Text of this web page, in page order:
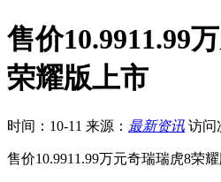
售价10.9911.99
荣耀版上市
时间：10-11 来源： 最新资讯 访问
售价10.9911.99万元奇瑞瑞虎8荣